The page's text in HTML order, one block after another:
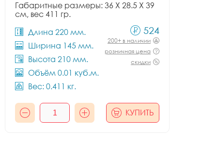
Габаритные размеры: 36 X 28.5 X 39
см, вес 411 гр.
Длина 220 мм.
Ширина 145 мм.
Высота 210 мм.
Объём 0.01 куб.м.
Вес: 0.411 кг.
524
200+ в наличии
розничная цена
скидки
КУПИТЬ